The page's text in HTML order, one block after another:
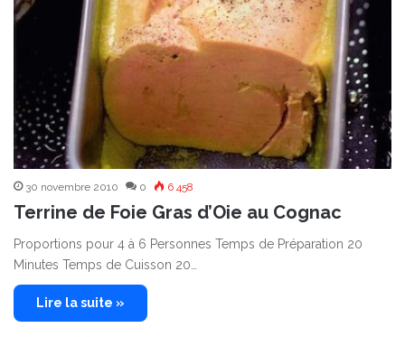
30 novembre 2010 0 6 458
Terrine de Foie Gras d’Oie au Cognac
Proportions pour 4 à 6 Personnes Temps de Préparation 20
Minutes Temps de Cuisson 20…
Lire la suite »